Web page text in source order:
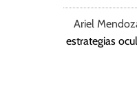
Ariel
estrategias